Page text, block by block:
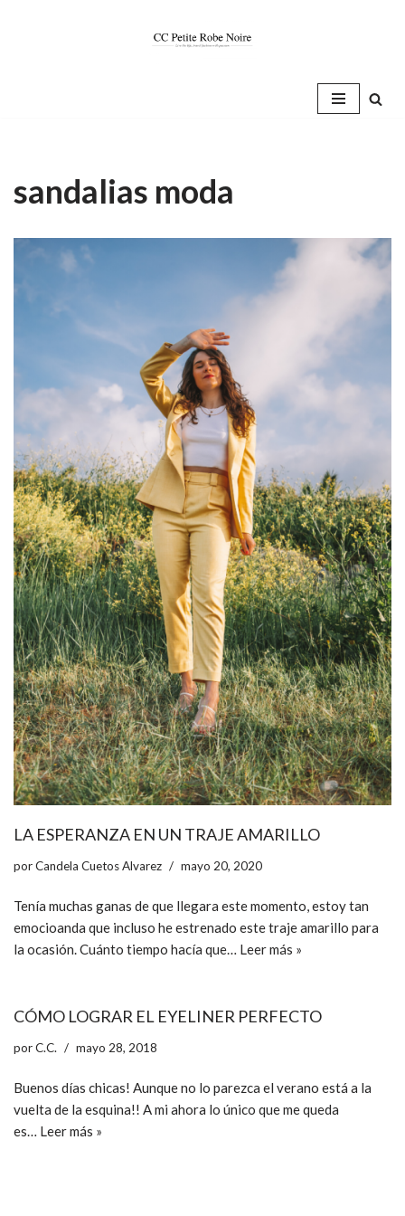
sandalias moda
LA ESPERANZA EN UN TRAJE AMARILLO
porCandela Cuetos Alvarez mayo 20, 2020
Tenía muchas ganas de que llegara este momento, estoy tan
emocioanda que incluso he estrenado este traje amarillo para
la ocasión. Cuánto tiempo hacía que… Leer más »
CÓMO LOGRAR EL EYELINER PERFECTO
porC.C. mayo 28, 2018
Buenos días chicas! Aunque no lo parezca el verano está a la
vuelta de la esquina!! A mi ahora lo único que me queda
es… Leer más »